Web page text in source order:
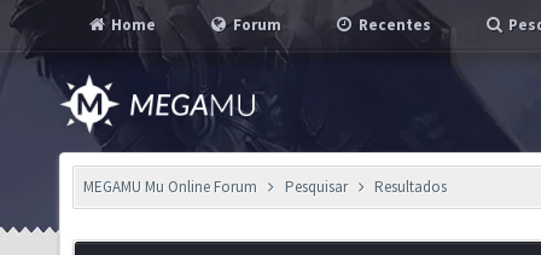
Home Forum Recentes
MEGAMU Mu Online Forum Pesquisar Resultados